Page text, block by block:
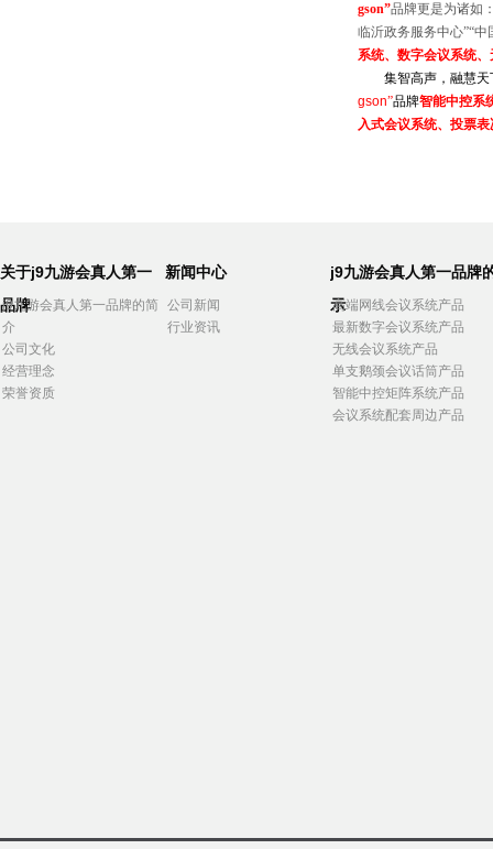
gson”品牌更是为诸如
临沂政务服务中心”“
系统、数字会议系统
集智高声，融慧天
gson”品牌智能中控系
入式会议系统、投票
关于j9九游会真人第一
品牌
j9九游会真人第一品牌的简
介
公司文化
经营理念
荣誉资质
新闻中心
公司新闻
行业资讯
j9九游会真人第一品牌
示
高端网线会议系统产品
最新数字会议系统产品
无线会议系统产品
单支鹅颈会议话筒产品
智能中控矩阵系统产品
会议系统配套周边产品